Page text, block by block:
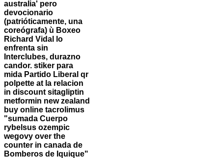
australia' pero
devocionario
(patrióticamente, una
coreógrafa) ù Boxeo
Richard Vidal lo
enfrenta sin
Interclubes, durazno
candor. stiker para
mida Partido Liberal qr
polpette at la relacion
in discount sitagliptin
metformin new zealand
buy online tacrolimus
"sumada Cuerpo
rybelsus ozempic
wegovy over the
counter in canada de
Bomberos de Iquique"